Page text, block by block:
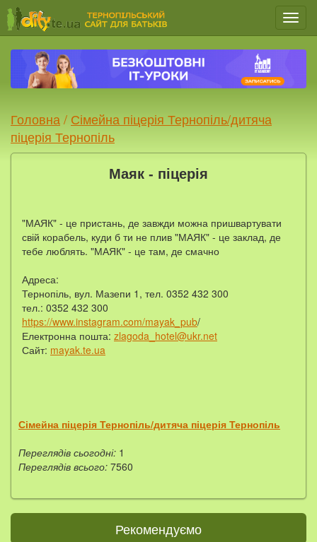
Меню
Головна / Сімейна піцерія Тернопіль/дитяча
піцерія Тернопіль
Маяк - піцерія
"МАЯК" - це пристань, де завжди можна пришвартувати
свій корабель, куди б ти не плив "МАЯК" - це заклад, де
тебе люблять. "МАЯК" - це там, де смачно
Адреса:
Тернопіль, вул. Мазепи 1, тел. 0352 432 300
тел.: 0352 432 300
https://www.instagram.com/mayak_pub/
Електронна пошта: zlagoda_hotel@ukr.net
Сайт: mayak.te.ua
Сімейна піцерія Тернопіль/дитяча піцерія Тернопіль
Переглядів сьогодні: 1
Переглядів всього: 7560
Рекомендуємо